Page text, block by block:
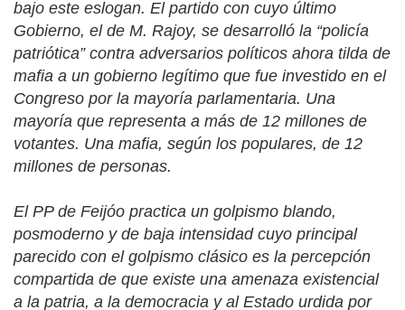
bajo este eslogan. El partido con cuyo último
Gobierno, el de M. Rajoy, se desarrolló la “policía
patriótica” contra adversarios políticos ahora tilda de
mafia a un gobierno legítimo que fue investido en el
Congreso por la mayoría parlamentaria. Una
mayoría que representa a más de 12 millones de
votantes. Una mafia, según los populares, de 12
millones de personas.
El PP de Feijóo practica un golpismo blando,
posmoderno y de baja intensidad cuyo principal
parecido con el golpismo clásico es la percepción
compartida de que existe una amenaza existencial
a la patria, a la democracia y al Estado urdida por